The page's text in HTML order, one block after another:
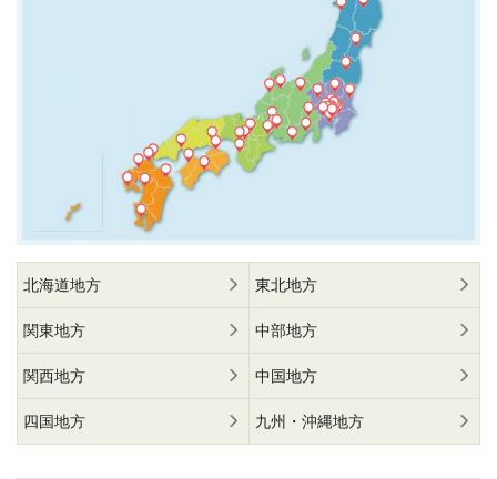
北海道地方 東北地方
関東地方 中部地方
関西地方 中国地方
四国地方 九州・沖縄地方